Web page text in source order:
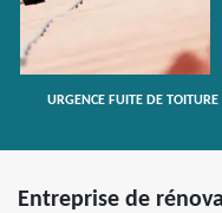
URGENCE FUITE DE TOITURE
Entreprise de